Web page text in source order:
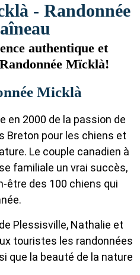
- Randonnée
authentique et
Mïcklà!
Micklà
en 2000 de la passion de
Breton pour les chiens et
Le couple canadien à
familiale un vrai succès,
être des 100 chiens qui
Plessisville, Nathalie et
touristes les randonnées
que la beauté de la nature